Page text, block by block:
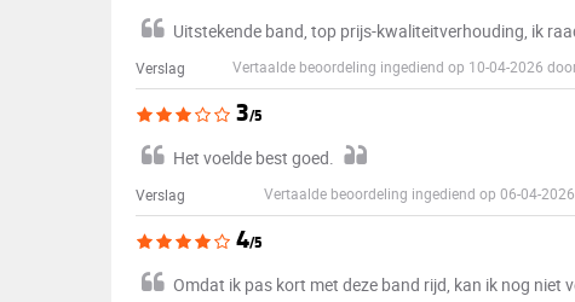
Uitstekende band, top prijs-kwaliteitverhouding, ik
Verslag Vertaalde beoordeling ingediend op 10-04-2026
3/5
Het voelde best goed.
Verslag Vertaalde beoordeling ingediend op 06-04-
4/5
Omdat ik pas kort met deze band rijd, kan ik nog niet